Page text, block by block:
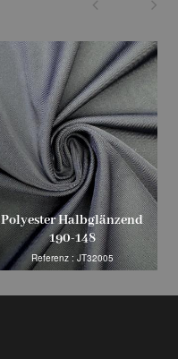
Polyester Halbglänzend
190-148
Referenz : JT32005